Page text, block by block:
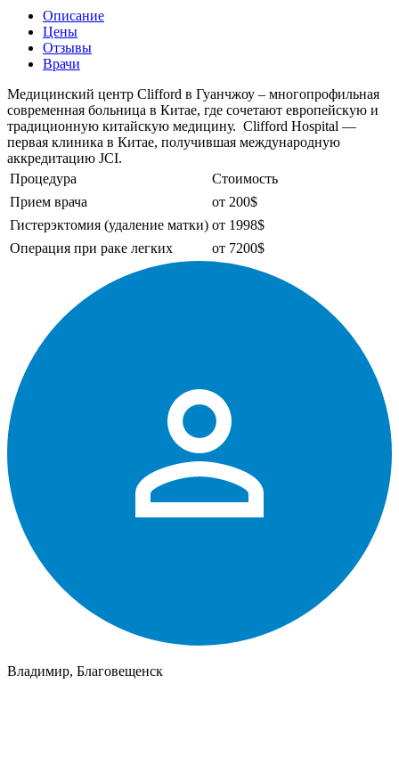
Описание
Цены
Отзывы
Врачи
Медицинский центр Clifford в Гуанчжоу – многопрофильная
современная больница в Китае, где сочетают европейскую и
традиционную китайскую медицину. Clifford Hospital —
первая клиника в Китае, получившая международную
аккредитацию JCI.
Процедура
Стоимость
Прием врача
от 200$
Гистерэктомия (удаление матки) от 1998$
Операция при раке легких
от 7200$
Владимир, Благовещенск